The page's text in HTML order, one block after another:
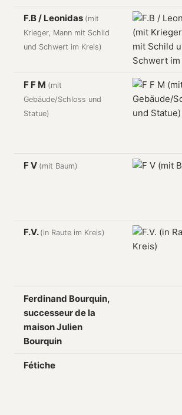
F.B / Leonidas (mit
Krieger, Mann mit Schild
und Schwert im Kreis)
F F M (mit
Gebäude/Schloss und
Statue)
F V (mit Baum)
F.V. (in Raute im Kreis)
Ferdinand Bourquin,
successeur de la
maison Julien
Bourquin
Fétiche